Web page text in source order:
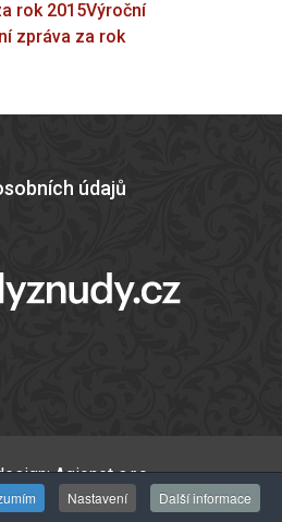
rok 2015Výroční
zpráva za rok
údajů
Agionet s.r.o.
Nastavení Další informace